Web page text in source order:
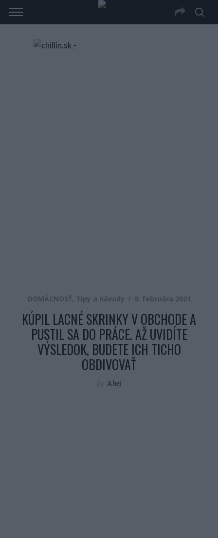
DOMÁCNOSŤ, Tipy a návody 9. februára 2021
KÚPIL LACNÉ SKRINKY V OBCHODE A
PUSTIL SA DO PRÁCE. AŽ UVIDÍTE
VÝSLEDOK, BUDETE ICH TICHO
OBDIVOVAŤ
by Abel